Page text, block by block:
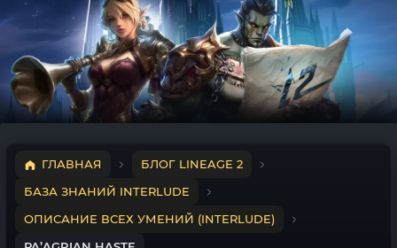
ГЛАВНАЯ
БЛОГ LINEAGE 2
БАЗА ЗНАНИЙ INTERLUDE
ОПИСАНИЕ ВСЕХ УМЕНИЙ (INTERLUDE)